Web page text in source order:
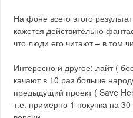
На фоне всего этого
кажется действительно
что люди его читают – в том
Интересно и другое: лайт (
качают в 10 раз больше
предыдущий проект ( Save
т.е. примерно 1 покупка на